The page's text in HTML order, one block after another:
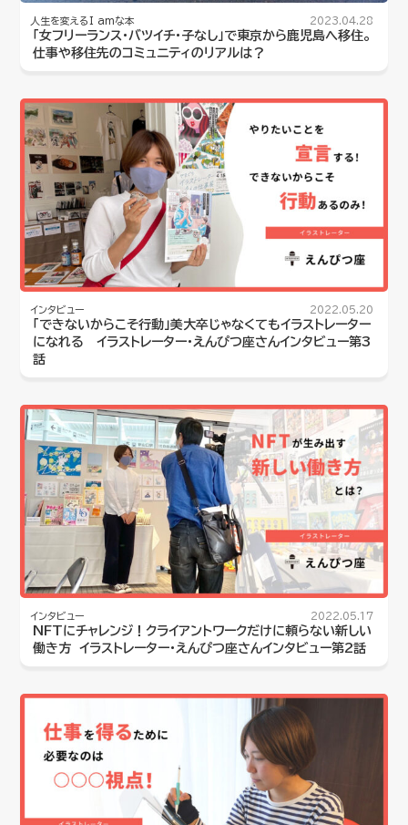
人生を変えるI amな本 2023.04.28
「女フリーランス・バツイチ・子なし」で東京から鹿児島へ移住。
仕事や移住先のコミュニティのリアルは？
インタビュー 2022.05.20
「できないからこそ行動」美大卒じゃなくてもイラストレーター
になれる イラストレーター・えんぴつ座さんインタビュー第3
話
インタビュー 2022.05.17
NFTにチャレンジ！クライアントワークだけに頼らない新しい
働き方 イラストレーター・えんぴつ座さんインタビュー第2話